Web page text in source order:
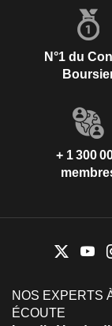
N°1 du
+ 1 300
NOS EXPERTS
ÉCOUTE